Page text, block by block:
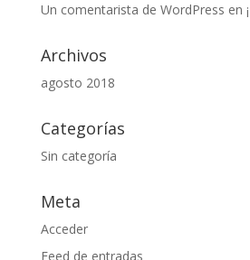
Un comentarista de WordPress en
Archivos
agosto 2018
Categorías
Sin categoría
Meta
Acceder
Feed de entradas